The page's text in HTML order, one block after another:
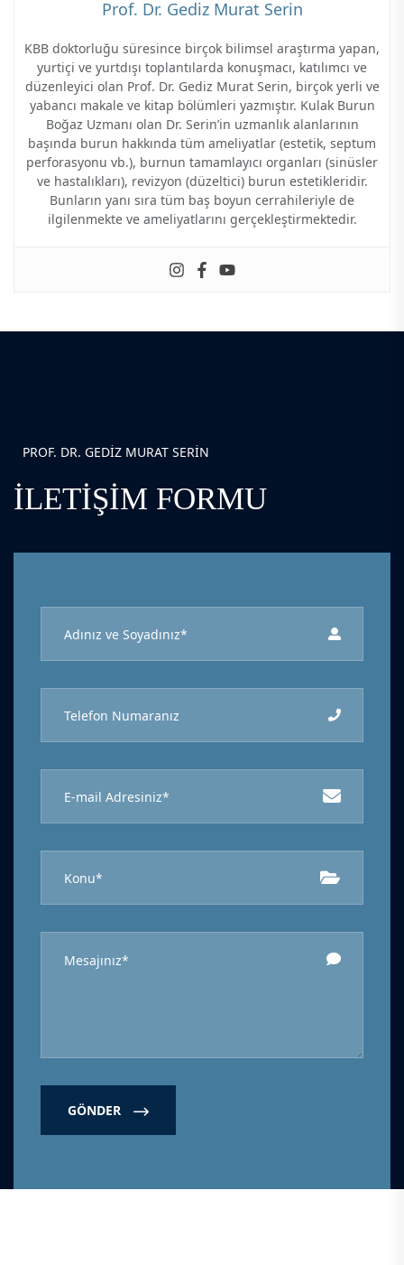
Prof. Dr. Gediz Murat Serin
KBB doktorluğu süresince birçok bilimsel araştırma yapan,
yurtiçi ve yurtdışı toplantılarda konuşmacı, katılımcı ve
düzenleyici olan Prof. Dr. Gediz Murat Serin, birçok yerli ve
yabancı makale ve kitap bölümleri yazmıştır. Kulak Burun
Boğaz Uzmanı olan Dr. Serin’in uzmanlık alanlarının
başında burun hakkında tüm ameliyatlar (estetik, septum
perforasyonu vb.), burnun tamamlayıcı organları (sinüsler
ve hastalıkları), revizyon (düzeltici) burun estetikleridir.
Bunların yanı sıra tüm baş boyun cerrahileriyle de
ilgilenmekte ve ameliyatlarını gerçekleştirmektedir.
PROF. DR. GEDIZ MURAT SERIN
İLETIŞIM FORMU
GÖNDER